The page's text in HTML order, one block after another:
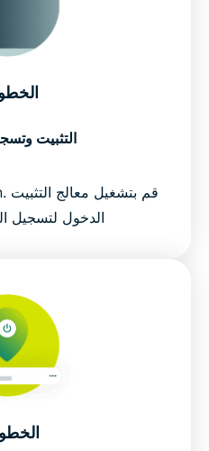
التثبيت
الدخول لتسجيل